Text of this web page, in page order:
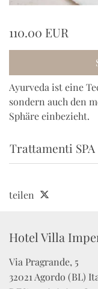
110.00 EUR
Ayurveda ist eine
sondern auch den
Sphäre einbezieht.
Trattamenti SPA
teilen
Hotel Villa
Via Pragrande, 5
32021 Agordo (BL)